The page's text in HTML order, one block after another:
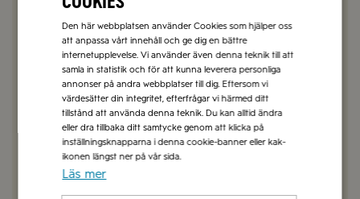
maräng däremot kan bakas på högre temperatur
men det beror på att den har varmvispats innan
och är då mer tålig. Vi har inte provat att göra
detta med kikärtsspad och vågar därför inte
säga hur den marängsmeten beter sig och om
det kan fungera.
Vänliga hälsningar, vännerna på Zeta
SVARA
Den här webbplatsen använder Cookies som hjälper oss
att anpassa vårt innehåll och ge dig en bättre
internetupplevelse. Vi använder även denna teknik till att
samla in statistik och för att kunna leverera personliga
annonser på andra webbplatser till dig. Eftersom vi
värdesätter din integritet, efterfrågar vi härmed ditt
tillstånd att använda denna teknik. Du kan alltid ändra
eller dra tillbaka ditt samtycke genom att klicka på
inställningsknapparna i denna cookie-banner eller kak-
ikonen längst ner på vår sida.
Läs mer